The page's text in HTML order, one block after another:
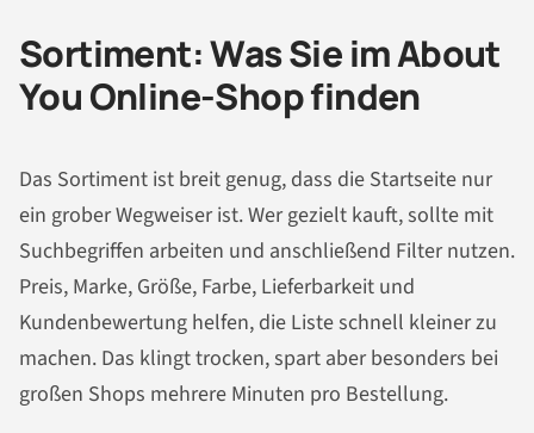
Sortiment: Was Sie im About
You Online-Shop finden
Das Sortiment ist breit genug, dass die Startseite nur
ein grober Wegweiser ist. Wer gezielt kauft, sollte mit
Suchbegriffen arbeiten und anschließend Filter nutzen.
Preis, Marke, Größe, Farbe, Lieferbarkeit und
Kundenbewertung helfen, die Liste schnell kleiner zu
machen. Das klingt trocken, spart aber besonders bei
großen Shops mehrere Minuten pro Bestellung.